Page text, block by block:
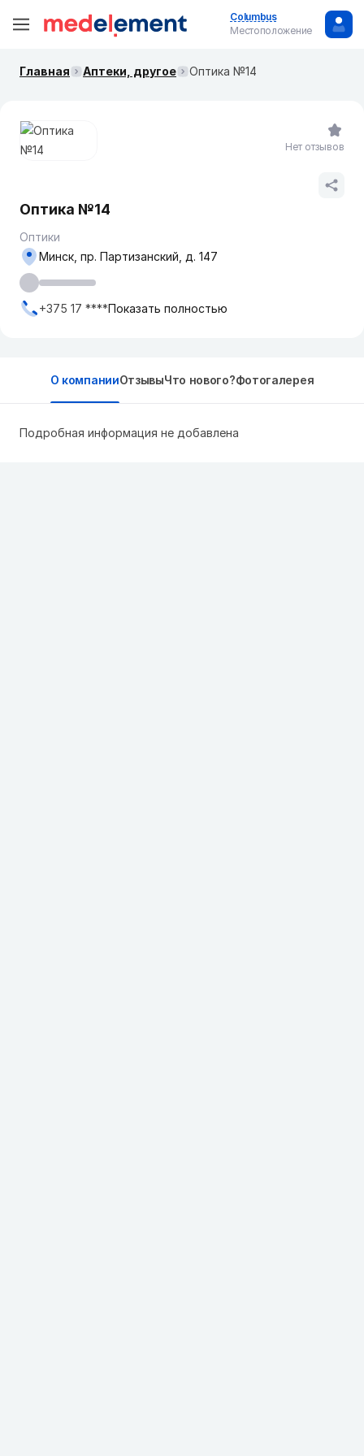
Columbus
Местоположение
Главная Аптеки, другое Оптика №14
Оптика №14
Оптики
Минск, пр. Партизанский, д. 147
+375 17 ****Показать полностью
Нет отзывов
О компанииОтзывыЧто нового?Фотогалерея
Подробная информация не добавлена